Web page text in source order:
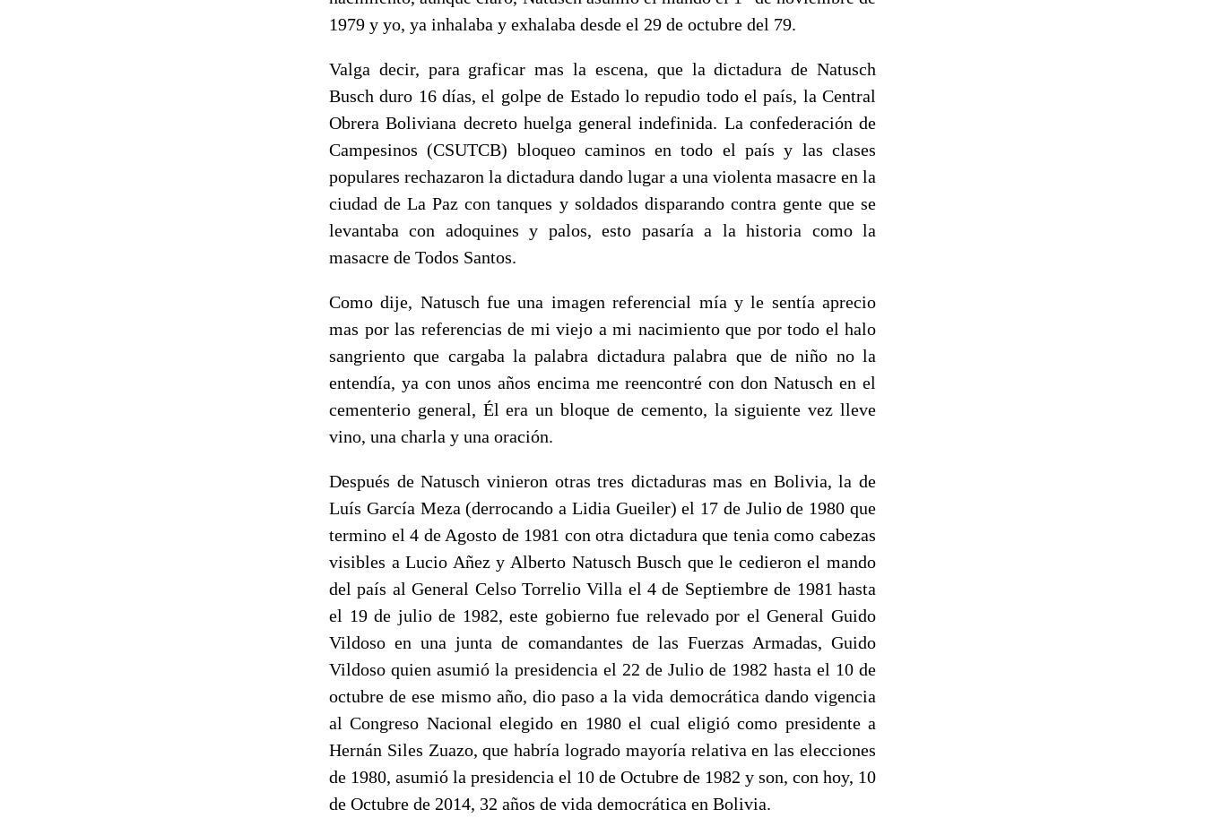
1979 y yo, ya inhalaba y exhalaba desde el 29 de octubre del 79.
Valga decir, para graficar mas la escena, que la dictadura de Natusch
Busch duro 16 días, el golpe de Estado lo repudio todo el país, la Central
Obrera Boliviana decreto huelga general indefinida. La confederación de
Campesinos (CSUTCB) bloqueo caminos en todo el país y las clases
populares rechazaron la dictadura dando lugar a una violenta masacre en la
ciudad de La Paz con tanques y soldados disparando contra gente que se
levantaba con adoquines y palos, esto pasaría a la historia como la
masacre de Todos Santos.
Como dije, Natusch fue una imagen referencial mía y le sentía aprecio
mas por las referencias de mi viejo a mi nacimiento que por todo el halo
sangriento que cargaba la palabra dictadura palabra que de niño no la
entendía, ya con unos años encima me reencontré con don Natusch en el
cementerio general, Él era un bloque de cemento, la siguiente vez lleve
vino, una charla y una oración.
Después de Natusch vinieron otras tres dictaduras mas en Bolivia, la de
Luís García Meza (derrocando a Lidia Gueiler) el 17 de Julio de 1980 que
termino el 4 de Agosto de 1981 con otra dictadura que tenia como cabezas
visibles a Lucio Añez y Alberto Natusch Busch que le cedieron el mando
del país al General Celso Torrelio Villa el 4 de Septiembre de 1981 hasta
el 19 de julio de 1982, este gobierno fue relevado por el General Guido
Vildoso en una junta de comandantes de las Fuerzas Armadas, Guido
Vildoso quien asumió la presidencia el 22 de Julio de 1982 hasta el 10 de
octubre de ese mismo año, dio paso a la vida democrática dando vigencia
al Congreso Nacional elegido en 1980 el cual eligió como presidente a
Hernán Siles Zuazo, que habría logrado mayoría relativa en las elecciones
de 1980, asumió la presidencia el 10 de Octubre de 1982 y son, con hoy, 10
de Octubre de 2014, 32 años de vida democrática en Bolivia.